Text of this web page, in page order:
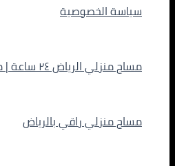
سياسة الخصوصية
مساج منزلي الرياض ٢٤ ساعة | مساج الهنا للرجال 0560827041
مساج منزلي راقي بالرياض